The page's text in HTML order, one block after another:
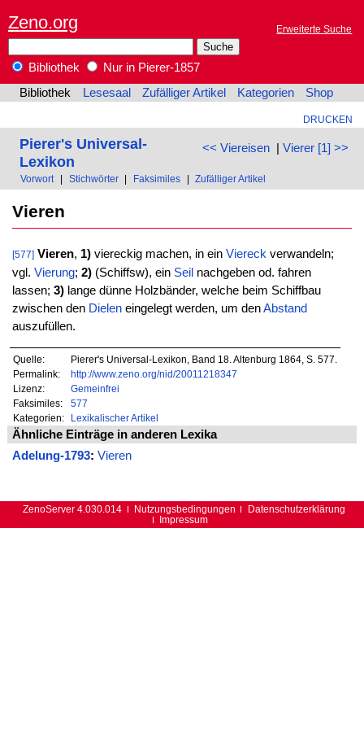
Zeno.org Erweiterte Suche
Bibliothek
Nur in Pierer-1857
Bibliothek
Lesesaal Zufälliger Artikel Kategorien Shop
DRUCKEN
<< Viereisen| Vierer [1] >>
Pierer's Universal-
Lexikon
Vorwort Stichwörter Faksimiles Zufälliger Artikel
Vieren
[577] Vieren, 1)viereckig machen, in ein Viereckverwandeln;
vgl. Vierung; 2)(Schiffsw), ein Seil nachgeben od. fahren
lassen; 3)lange dünne Holzbänder, welche beim Schiffbau
zwischen den Dieleneingelegt werden, um denAbstand
auszufüllen.
Quelle:
Pierer's Universal-Lexikon, Band 18. Altenburg 1864, S. 577.
Permalink:
http://www.zeno.org/nid/20011218347
Lizenz:
Gemeinfrei
Faksimiles:
577
Kategorien:
Lexikalischer Artikel
Ähnliche Einträge in anderen Lexika
Adelung-1793: Vieren
ZenoServer 4.030.014 Nutzungsbedingungen
Datenschutzerklärung
Impressum